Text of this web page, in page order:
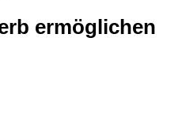
ermöglichen